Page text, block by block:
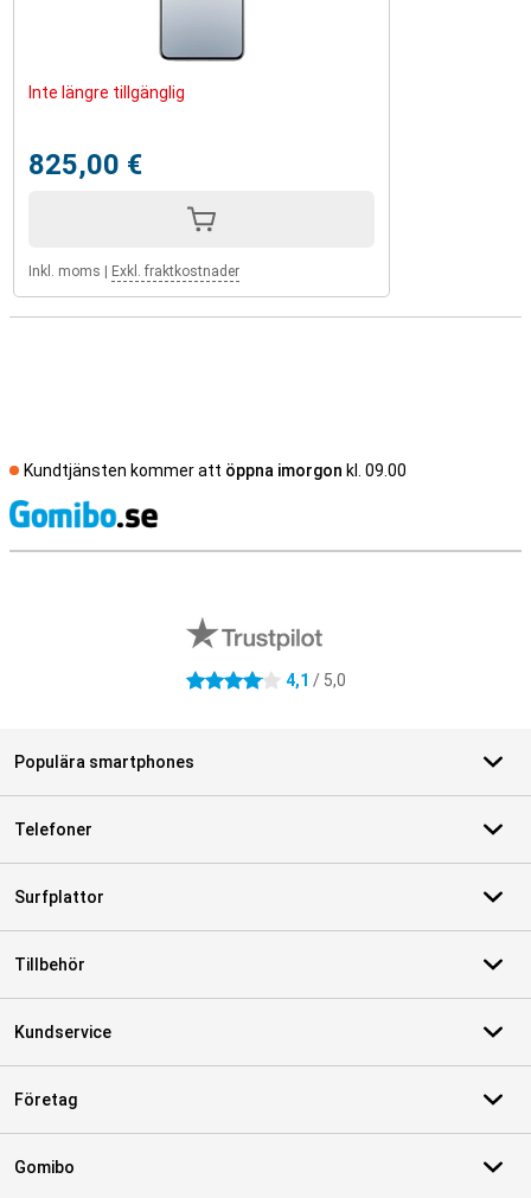
Inte längre tillgänglig
825,00 €
Inkl. moms Exkl. fraktkostnader
Kundtjänsten kommer att öppna imorgon kl. 09.00
4.1 stjärnor 4,1 / 5,0
Populära smartphones
Telefoner
Surfplattor
Tillbehör
Kundservice
Företag
Gomibo